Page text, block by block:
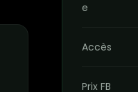
e
Accès
Prix FB